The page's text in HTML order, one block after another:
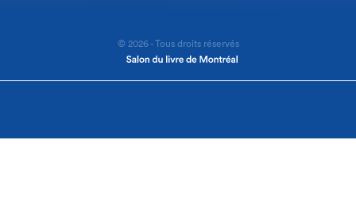
© 2026 - Tous droits réservés